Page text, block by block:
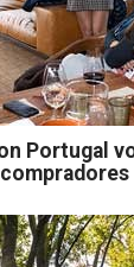
Portugal